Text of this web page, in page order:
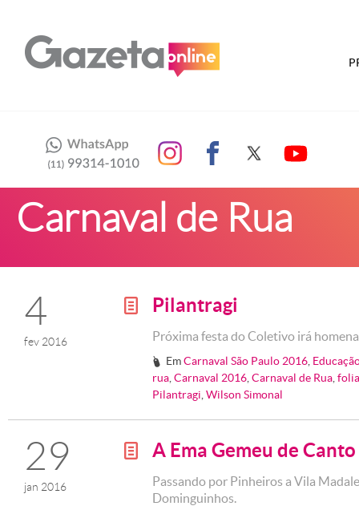
Carnaval de Rua
4
fev 2016
g Pilantragi
Próxima festa do Coletivo irá
# EmCarnaval São Paulo 2016
rua Carnaval 2016 Carnaval de Rua folia
Pilantragi Wilson Simonal
29
jan 2016
g A Ema Gemeu de
Passando por Pinheiros a Vila
Dominguinhos.